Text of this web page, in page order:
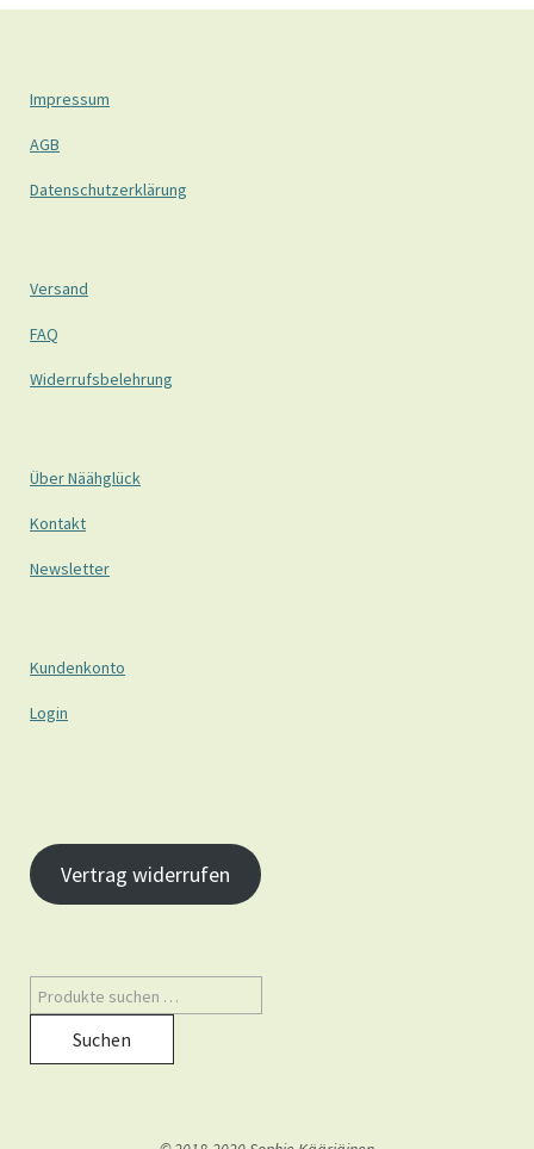
Impressum
AGB
Datenschutzerklärung
Versand
FAQ
Widerrufsbelehrung
Über Näähglück
Kontakt
Newsletter
Kundenkonto
Login
Vertrag widerrufen
Suchen